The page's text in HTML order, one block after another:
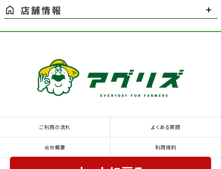
店舗情報
ご利用の流れ よくある質問
会社概要 利用規約
特定商取引法に基づく表示 個人情報の取り扱いについて